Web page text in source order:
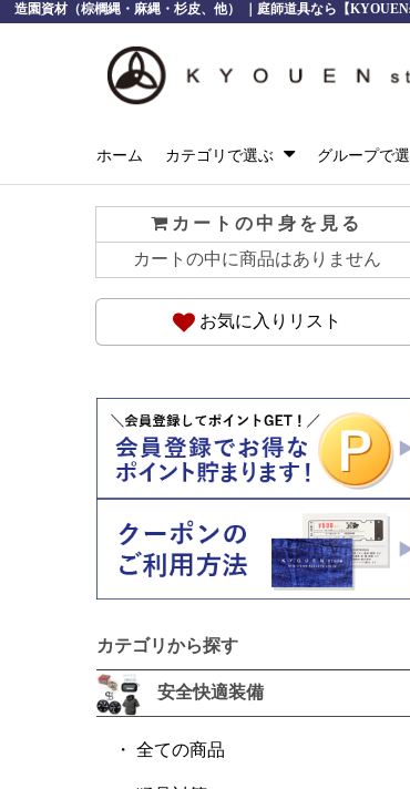
造園資材（棕櫚縄・麻縄・杉皮、他） ｜庭師道具なら【
ホーム カテゴリで選ぶ グループで
カートの中身を見る
カートの中に商品はありません
お気に入りリスト
カテゴリから探す
安全快適装備
全ての商品